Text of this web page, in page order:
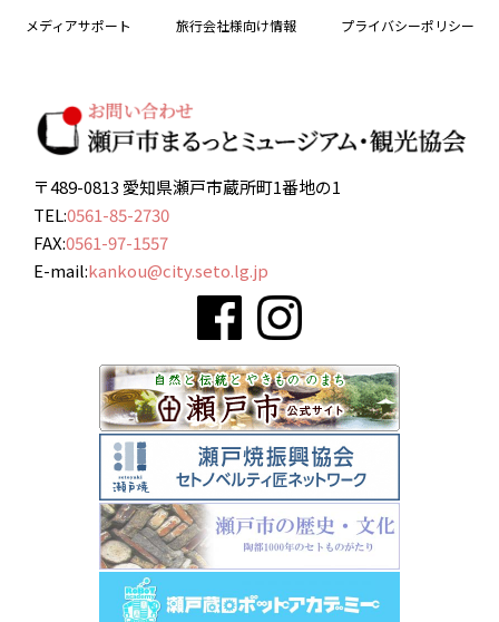
メディアサポート
旅行会社様向け情報 プライバシーポリシー
〒489-0813 愛知県瀬戸市蔵所町1番地の1
TEL:0561-85-2730
FAX:0561-97-1557
E-mail:kankou@city.seto.lg.jp